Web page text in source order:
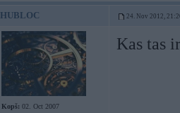
HUBLOC 24. Nov 2012,
Kopš: 02. Oct 2007
Kas tas